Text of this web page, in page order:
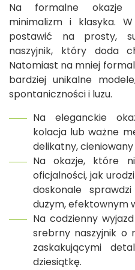
Na formalne okazje
minimalizm i klasyka.
postawić na prosty,
naszyjnik, który doda
Natomiast na mniej
bardziej unikalne
spontaniczności i luzu.
Na eleganckie
kolacja lub ważne
delikatny,
Na okazje, które
oficjalności, jak
doskonale
dużym, efektownym
Na codzienny
srebrny naszyjnik o
zaskakującymi
dziesiątkę.